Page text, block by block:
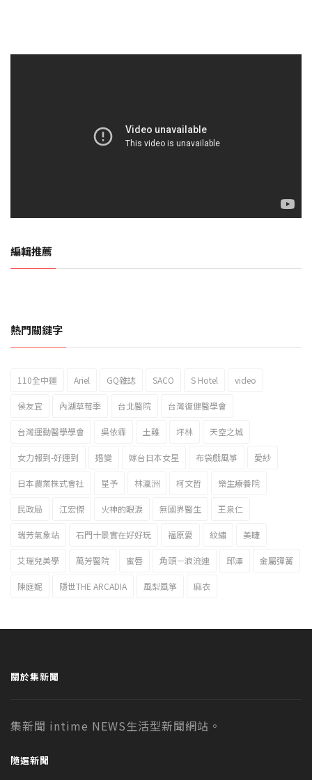
編輯推薦
2023新北市北海岸國際風箏節「風在石起」霸氣回歸
熱門關鍵字
110全中運 Ariel GQ雜誌 SACO S Hotel video
侯友宜 內湖草莓季 台北醫院 台灣復健醫學會
台灣運動醫學學會 吳依霖 土雞 坪林 天空之城
女力報到-好運到 婚變 嫁台日本女星 布袋戲風箏 愛紗
日本農業株式會社 星予 林瀛洲 柯文哲 樂生療養院
民政局 江宏傑 火神的眼淚 無國界醫生 王泉仁
瑞芳氣象站 石門十景實在好好玩 福原愛 紋繡 美睫
艾瑞兒美學 萬芳醫院 蜜唇 角頭－浪流連 邱澤 金屬彈簧
陳庭妮 隱世THE ARCADIA 風梨風箏 麻衣
關於集新聞
集新聞 intime NEWS生活型新聞網站。
隨選新聞